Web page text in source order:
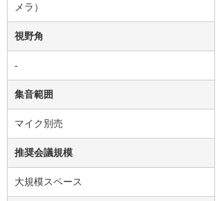
メラ）
視野角
-
集音範囲
マイク別売
推奨会議規模
大規模スペース